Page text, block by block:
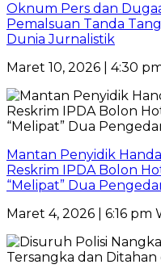
Oknum Pers dan
Pemalsuan Tanda
Dunia Jurnalistik
Maret 10, 2026 | 4:30
Mantan Penyidik
Reskrim IPDA Bolon
“Melipat” Dua
Maret 4, 2026 | 6:16 pm